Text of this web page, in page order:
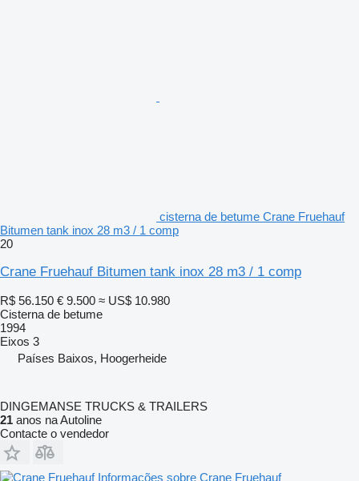
cisterna de betume Crane Fruehauf
Bitumen tank inox 28 m3 / 1 comp
20
Crane Fruehauf Bitumen tank inox 28 m3 / 1 comp
R$ 56.150 € 9.500 ≈ US$ 10.980
Cisterna de betume
1994
Eixos 3
Países Baixos, Hoogerheide
DINGEMANSE TRUCKS & TRAILERS
21 anos na Autoline
Contacte o vendedor
Informações sobre Crane Fruehauf